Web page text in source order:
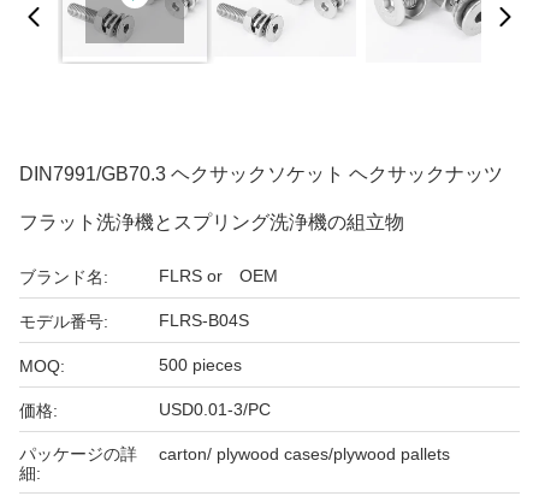
DIN7991/GB70.3 ヘクサックソケット ヘクサックナッツ
フラット洗浄機とスプリング洗浄機の組立物
ブランド名: FLRS or OEM
モデル番号: FLRS-B04S
MOQ: 500 pieces
価格: USD0.01-3/PC
パッケージの詳
細:
carton/ plywood cases/plywood pallets